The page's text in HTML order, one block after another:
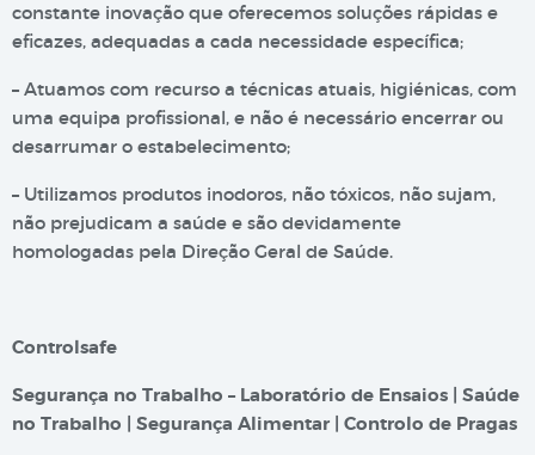
constante inovação que oferecemos soluções rápidas e
eficazes, adequadas a cada necessidade específica;
– Atuamos com recurso a técnicas atuais, higiénicas, com
uma equipa profissional, e não é necessário encerrar ou
desarrumar o estabelecimento;
– Utilizamos produtos inodoros, não tóxicos, não sujam,
não prejudicam a saúde e são devidamente
homologadas pela Direção Geral de Saúde.
Controlsafe
Segurança no Trabalho – Laboratório de Ensaios | Saúde
no Trabalho | Segurança Alimentar | Controlo de Pragas